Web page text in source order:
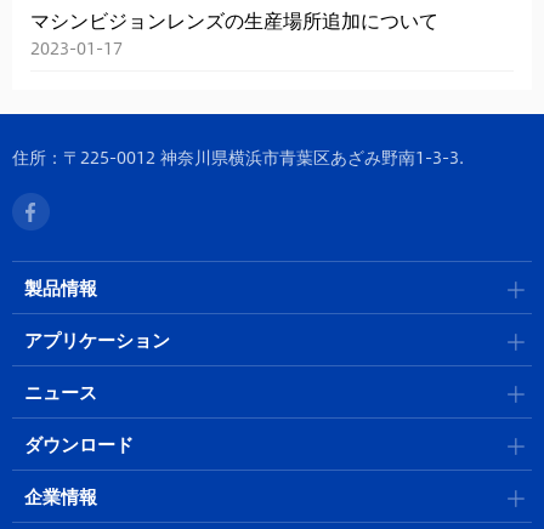
マシンビジョンレンズの生産場所追加について
2023-01-17
住所：〒225-0012 神奈川県横浜市青葉区あざみ野南1-3-3.
製品情報
アプリケーション
ニュース
ダウンロード
企業情報